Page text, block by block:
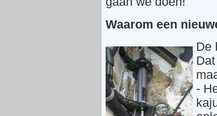
Waarom een
De
-